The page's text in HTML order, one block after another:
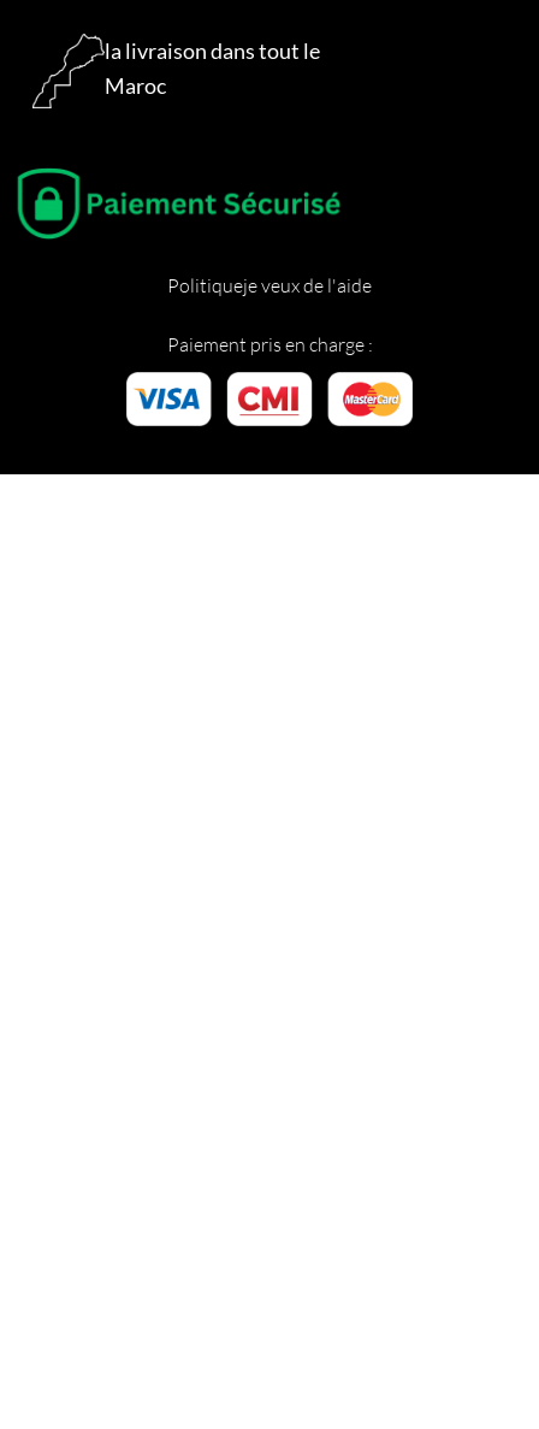
la livraison dans tout le
Maroc
Paiement pris en charge :
Politiqueje veux de l'aide